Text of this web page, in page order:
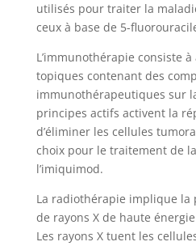
utilisés pour traiter la
ceux à base de 5-
L’immunothérapie consiste
topiques contenant des
immunothérapeutiques sur
principes actifs activent la
d’éliminer les cellules
choix pour le traitement de
l’imiquimod.
La radiothérapie implique la
de rayons X de haute
Les rayons X tuent les